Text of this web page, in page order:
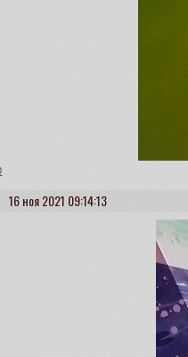
16 ноя 2021 09:14:13